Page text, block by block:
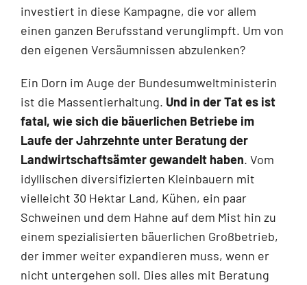
investiert in diese Kampagne, die vor allem
einen ganzen Berufsstand verunglimpft. Um von
den eigenen Versäumnissen abzulenken?
Ein Dorn im Auge der Bundesumweltministerin
ist die Massentierhaltung. Und in der Tat es ist
fatal, wie sich die bäuerlichen Betriebe im
Laufe der Jahrzehnte unter Beratung der
Landwirtschaftsämter gewandelt haben. Vom
idyllischen diversifizierten Kleinbauern mit
vielleicht 30 Hektar Land, Kühen, ein paar
Schweinen und dem Hahne auf dem Mist hin zu
einem spezialisierten bäuerlichen Großbetrieb,
der immer weiter expandieren muss, wenn er
nicht untergehen soll. Dies alles mit Beratung